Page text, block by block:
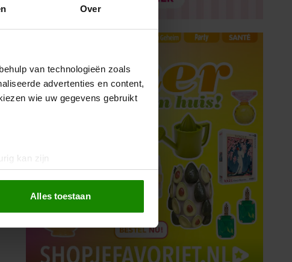
Over
van technologieën zoals
advertenties en content,
wie uw gegevens gebruikt
kan zijn
media te bieden en om ons
onze partners voor social
Alles toestaan